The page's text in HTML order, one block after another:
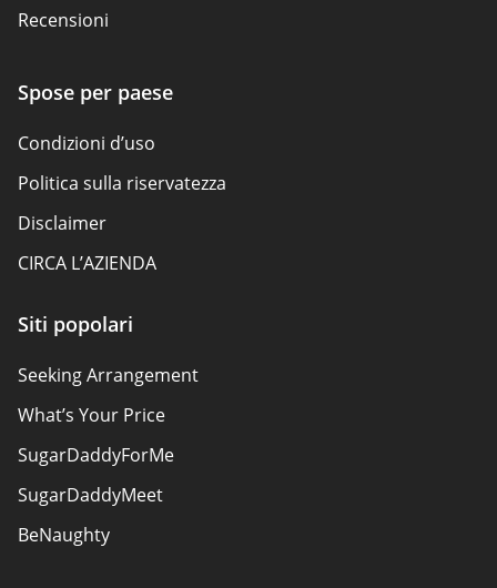
Recensioni
Spose per paese
Condizioni d’uso
Politica sulla riservatezza
Disclaimer
CIRCA L’AZIENDA
Siti popolari
Seeking Arrangement
What’s Your Price
SugarDaddyForMe
SugarDaddyMeet
BeNaughty